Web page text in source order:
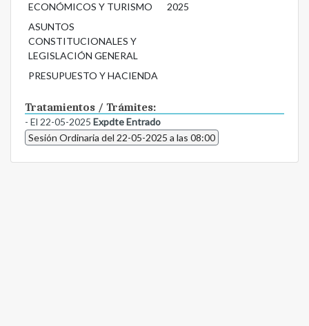
ECONÓMICOS Y TURISMO
2025
ASUNTOS
CONSTITUCIONALES Y
LEGISLACIÓN GENERAL
PRESUPUESTO Y HACIENDA
Tratamientos / Trámites:
- El 22-05-2025 Expdte Entrado
Sesión Ordinaria del 22-05-2025 a las 08:00